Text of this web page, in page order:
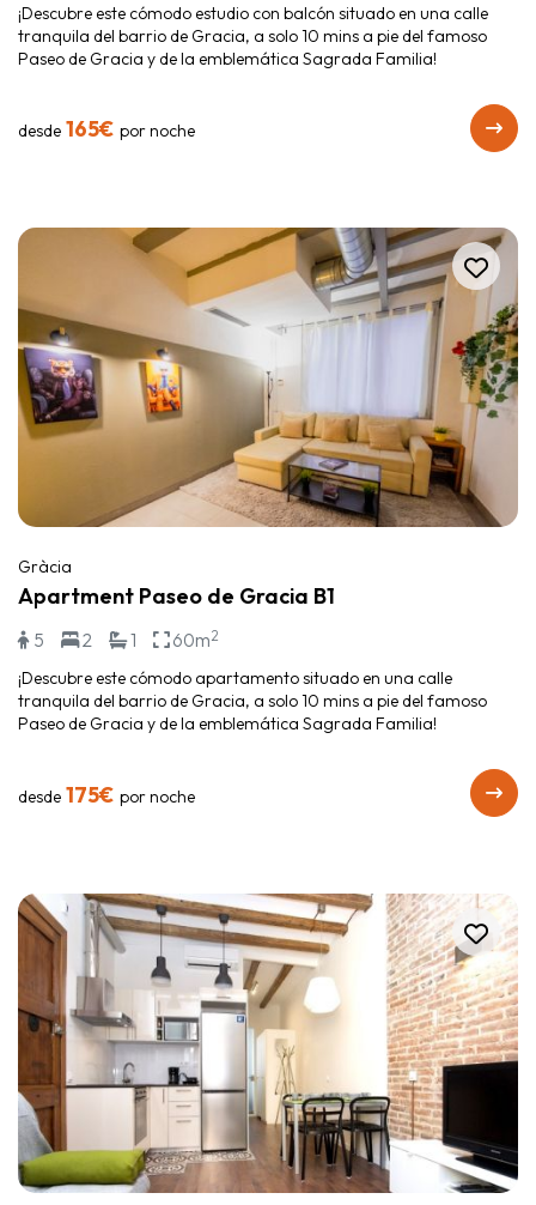
¡Descubre este cómodo estudio con balcón situado en una calle
tranquila del barrio de Gracia, a solo 10 mins a pie del famoso
Paseo de Gracia y de la emblemática Sagrada Familia!
desde 165€ por noche
Gràcia
Apartment Paseo de Gracia B1
5 2 1 60m2
¡Descubre este cómodo apartamento situado en una calle
tranquila del barrio de Gracia, a solo 10 mins a pie del famoso
Paseo de Gracia y de la emblemática Sagrada Familia!
desde 175€ por noche